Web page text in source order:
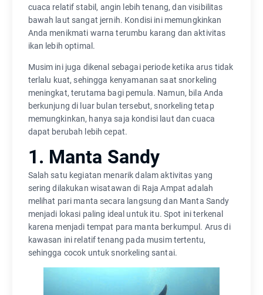
cuaca relatif stabil, angin lebih tenang, dan visibilitas
bawah laut sangat jernih. Kondisi ini memungkinkan
Anda menikmati warna terumbu karang dan aktivitas
ikan lebih optimal.
Musim ini juga dikenal sebagai periode ketika arus tidak
terlalu kuat, sehingga kenyamanan saat snorkeling
meningkat, terutama bagi pemula. Namun, bila Anda
berkunjung di luar bulan tersebut, snorkeling tetap
memungkinkan, hanya saja kondisi laut dan cuaca
dapat berubah lebih cepat.
1. Manta Sandy
Salah satu kegiatan menarik dalam aktivitas yang
sering dilakukan wisatawan di Raja Ampat adalah
melihat pari manta secara langsung dan Manta Sandy
menjadi lokasi paling ideal untuk itu. Spot ini terkenal
karena menjadi tempat para manta berkumpul. Arus di
kawasan ini relatif tenang pada musim tertentu,
sehingga cocok untuk snorkeling santai.